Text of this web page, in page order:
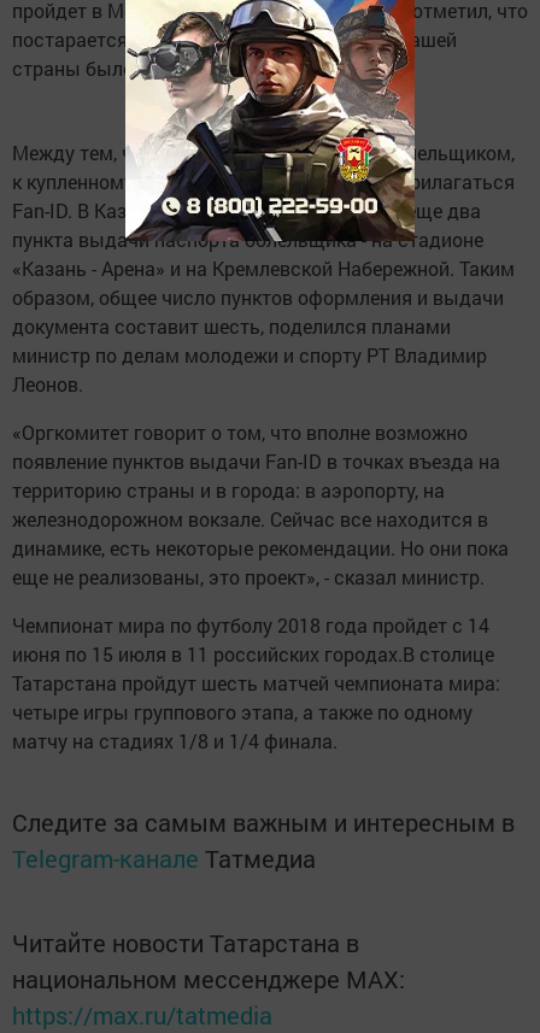
пройдет в Москве 1 декабря. Вице-премьер отметил, что
постарается, чтобы билетов для граждан нашей
страны было больше.
Между тем, чтобы стать полноправным болельщиком,
к купленному билету обязательно должен прилагаться
Fan-ID. В Казани дополнительно откроется еще два
пункта выдачи паспорта болельщика - на стадионе
«Казань - Арена» и на Кремлевской Набережной. Таким
образом, общее число пунктов оформления и выдачи
документа составит шесть, поделился планами
министр по делам молодежи и спорту РТ Владимир
Леонов.
«Оргкомитет говорит о том, что вполне возможно
появление пунктов выдачи Fan-ID в точках въезда на
территорию страны и в города: в аэропорту, на
железнодорожном вокзале. Сейчас все находится в
динамике, есть некоторые рекомендации. Но они пока
еще не реализованы, это проект», - сказал министр.
Чемпионат мира по футболу 2018 года пройдет с 14
июня по 15 июля в 11 российских городах.В столице
Татарстана пройдут шесть матчей чемпионата мира:
четыре игры группового этапа, а также по одному
матчу на стадиях 1/8 и 1/4 финала.
Следите за самым важным и интересным в
Telegram-канале Татмедиа
Читайте новости Татарстана в
национальном мессенджере MАХ:
https://max.ru/tatmedia